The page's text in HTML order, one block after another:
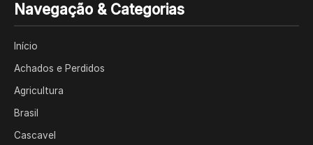
Navegação & Categorias
Início
Achados e Perdidos
Agricultura
Brasil
Cascavel